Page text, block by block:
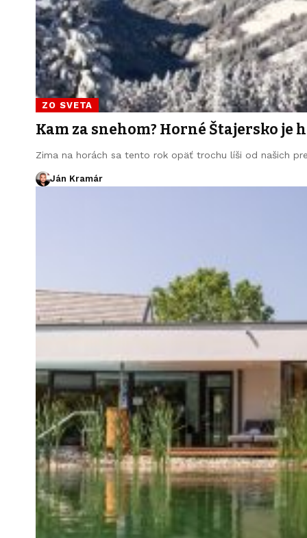
ZO SVETA
Kam za snehom? Horné Štajersko je
Zima na horách sa tento rok opäť trochu líši od našich
Ján Kramár